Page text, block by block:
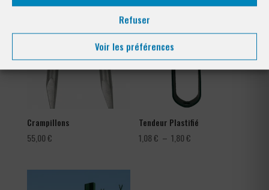
Refuser
Voir les préférences
Crampillons
55,00€
Tendeur Plastifié
1,08€ – 1,80€